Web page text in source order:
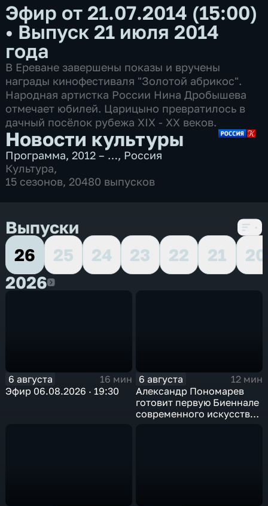
Эфир от 21.07.2014 (15:00)
• Выпуск 21 июля 2014
года
В Ереване завершены показы и вручены
награды кинофестиваля "Золотой абрикос".
Народная артистка России Нина Дробышева
отмечает юбилей. Царицыно превратилось в
дачный посёлок рубежа XIX - XX веков.
Новости культуры
Программа,2012 – …, Россия
Культура,
15 сезонов, 20480 выпусков
Выпуски
26
25 24 23 22 21
20
20262026
6 августа
16 мин
Эфир 06.08.2026 · 19:30
6 августа
12 мин
Александр Пономарев
готовит первую Биеннале
современного искусства